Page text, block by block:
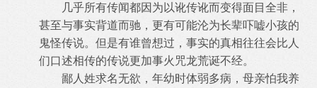
几乎所有传闻都因为以讹传讹而变得面目全非，
甚至与事实背道而驰，更有可能沦为长辈吓嘘小孩的
鬼怪传说。但是有谁曾想过，事实的真相往往会比人
们口述相传的传说更加事火咒龙荒诞不经。
鄙人姓求名无欲，年幼时体弱多病，母亲怕我养